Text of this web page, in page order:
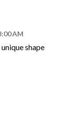
AM
shape